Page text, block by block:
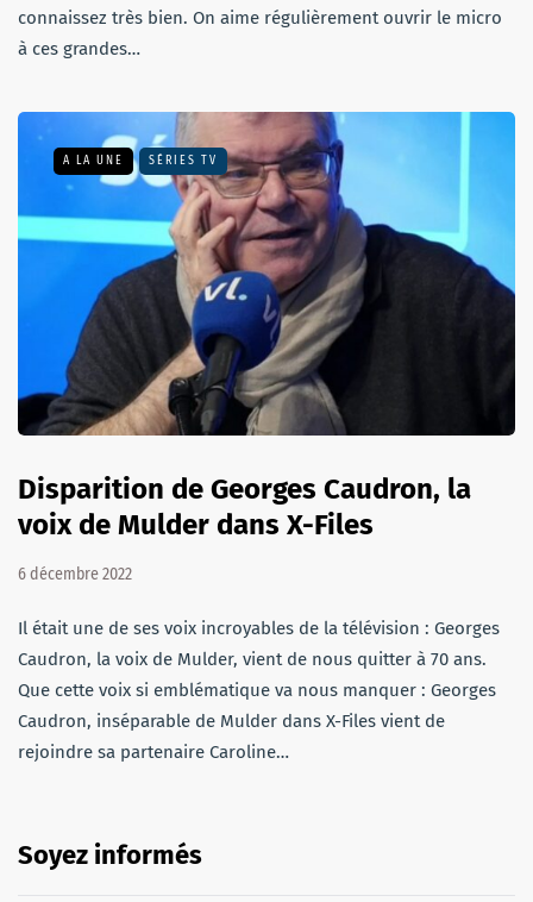
connaissez très bien. On aime régulièrement ouvrir le micro
à ces grandes…
A LA UNE SÉRIES TV
Disparition de Georges Caudron, la
voix de Mulder dans X-Files
6 décembre 2022
Il était une de ses voix incroyables de la télévision : Georges
Caudron, la voix de Mulder, vient de nous quitter à 70 ans.
Que cette voix si emblématique va nous manquer : Georges
Caudron, inséparable de Mulder dans X-Files vient de
rejoindre sa partenaire Caroline…
Soyez informés